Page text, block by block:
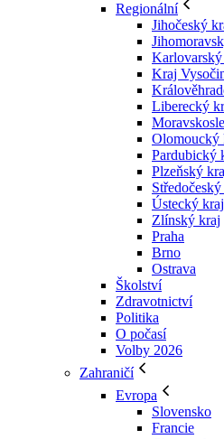
Regionální
Jihočeský
Kraj
Liberecký
Olomoucký
Pardubický
Plzeňský
Ústecký kraj
Zlínský kraj
Praha
Brno
Ostrava
Školství
Zdravotnictví
Politika
O počasí
Volby 2026
Zahraničí
Evropa
Slovensko
Francie